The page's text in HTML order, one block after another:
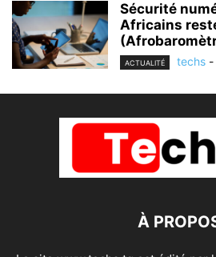
Sécurité
Africains
ACTUALITÉ techs -
À